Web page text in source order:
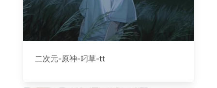
二次元-原神-叼草-tt